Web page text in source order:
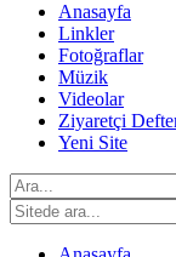
Anasayfa
Linkler
Fotoğraflar
Müzik
Videolar
Ziyaretçi
Yeni Site